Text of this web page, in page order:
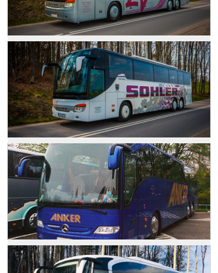
Setra 416 HDH
Zdjęcia
Setra 416 GTHD
Zdjęcia
Mercedes Tourismo
Zdjęcia